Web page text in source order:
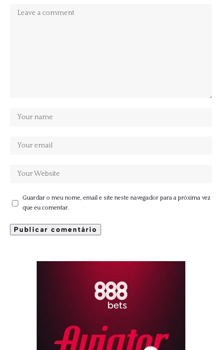
Guardar o meu nome, email e site neste navegador para a próxima vez
que eu comentar.